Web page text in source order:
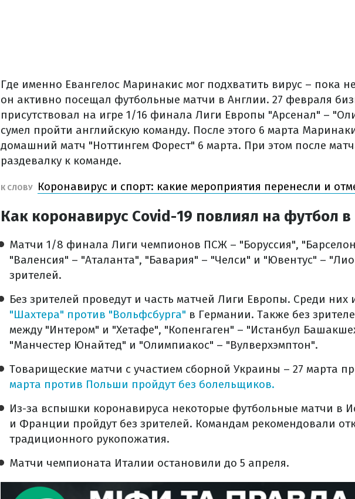
Где именно Евангелос Маринакис мог подхватить вирус – пока
он активно посещал футбольные матчи в Англии. 27 февраля
присутствовал на игре 1/16 финала Лиги Европы "Арсенал" –
сумел пройти английскую команду. После этого 6 марта
домашний матч "Ноттингем Форест" 6 марта. При этом после
раздевалку к команде.
К СЛОВУ Коронавирус и спорт: какие мероприятия перенесли и
Как коронавирус Covid-19 повлиял на футбол
Матчи 1/8 финала Лиги чемпионов ПСЖ – "Боруссия",
"Валенсия" – "Аталанта", "Бавария" – "Челси" и "Ювентус" –
зрителей.
Без зрителей проведут и часть матчей Лиги Европы. Среди них
"Шахтера" против "Вольфсбурга" в Германии. Также без
между "Интером" и "Хетафе", "Копенгаген" – "Истанбул
"Манчестер Юнайтед" и "Олимпиакос" – "Вулверхэмптон".
Товарищеские матчи с участием сборной Украины – 27 марта
марта против Польши пройдут без болельщиков.
Из-за вспышки коронавируса некоторые футбольные матчи в
и Франции пройдут без зрителей. Командам рекомендовали
традиционного рукопожатия.
Матчи чемпионата Италии остановили до 5 апреля.